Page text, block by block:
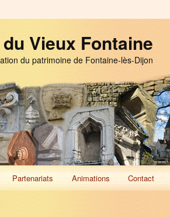
Vieux Fontaine
du patrimoine de Fontaine-lès-Dijon
Partenariats Animations Contact